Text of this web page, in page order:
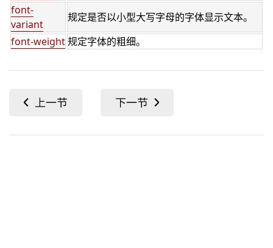
font-
variant
规定是否以小型大写字母的字体显示文本。
font-weight规定字体的粗细。